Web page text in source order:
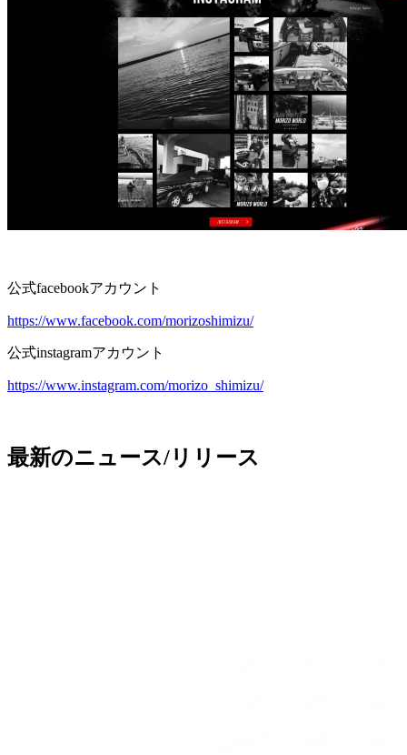
公式facebookアカウント
https://www.facebook.com/morizoshimizu/
公式instagramアカウント
https://www.instagram.com/morizo_shimizu/
最新のニュース/リリース